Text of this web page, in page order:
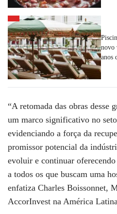
novo
anos
“A retomada das obras desse
um marco significativo no
evidenciando a força da
promissor potencial da
evoluir e continuar
a todos os que buscam uma
enfatiza Charles Boissonnet,
AccorInvest na América